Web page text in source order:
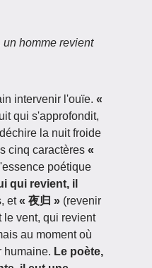
homme revient
intervenir l'ouïe. «
qui s'approfondit,
la nuit froide
cinq caractères «
poétique
qui revient, il
et« 夜归 » (revenir
le vent, qui revient
au moment où
humaine. Le poète,